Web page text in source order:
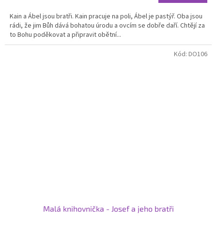
Kain a Ábel jsou bratři. Kain pracuje na poli, Ábel je pastýř. Oba jsou
rádi, že jim Bůh dává bohatou úrodu a ovcím se dobře daří. Chtějí za
to Bohu poděkovat a připravit obětní...
Malá knihovnička - Josef a jeho bratři
Kód: DO106